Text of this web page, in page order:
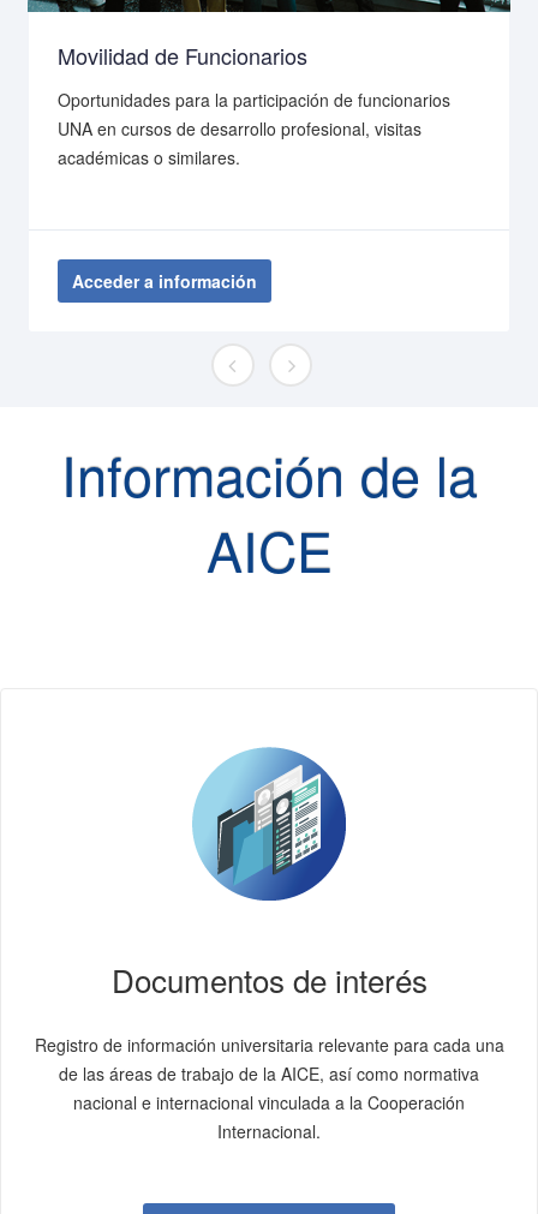
Movilidad de Funcionarios
Oportunidades para la participación de funcionarios
UNA en cursos de desarrollo profesional, visitas
académicas o similares.
Acceder a información
Información de la
AICE
Documentos de interés
Registro de información universitaria relevante para cada una
de las áreas de trabajo de la AICE, así como normativa
nacional e internacional vinculada a la Cooperación
Internacional.